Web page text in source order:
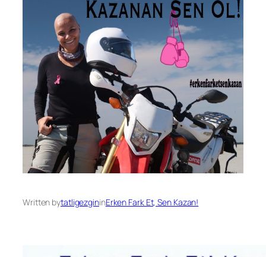
Written bytatligezgininErken Fark Et, Sen Kazan!